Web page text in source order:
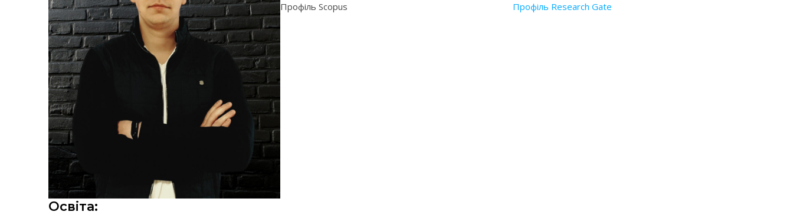
Профіль Scopus Профіль Research Gate
Освіта: